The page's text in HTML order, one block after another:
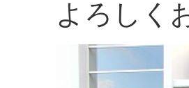
よろしく